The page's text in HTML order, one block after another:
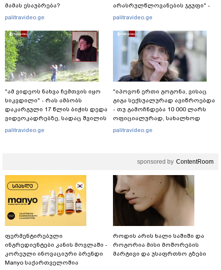
ჩანაწერში, სადაც ნია იმნაძე
"ამ ვიდეოს ნახვა ჩემთვის იყო
სიკვდილი" - რას ამბობს
დაკარგული 17 წლის ბიჭის დედა
განწირული ვედრების ხმა
სავარაუდოდ არა მარტო
რა ინფორმაციას ავრცელებს
ადვოკატი?
"იპოვონ ერთი გოგონა, ვისაც
გიგა სექსუალურად ავიწროებდა
- თუ გამოჩნდება 10 000 ლარს
გადავცემ" - ეკა კუპატაძე
ფერმენტირებული
ინგრედიენტები კანის მოვლაში -
კორეული ინოვაციური ბრენდი
როდის არის ხალი საშიში და
როგორია მისი მოშორების